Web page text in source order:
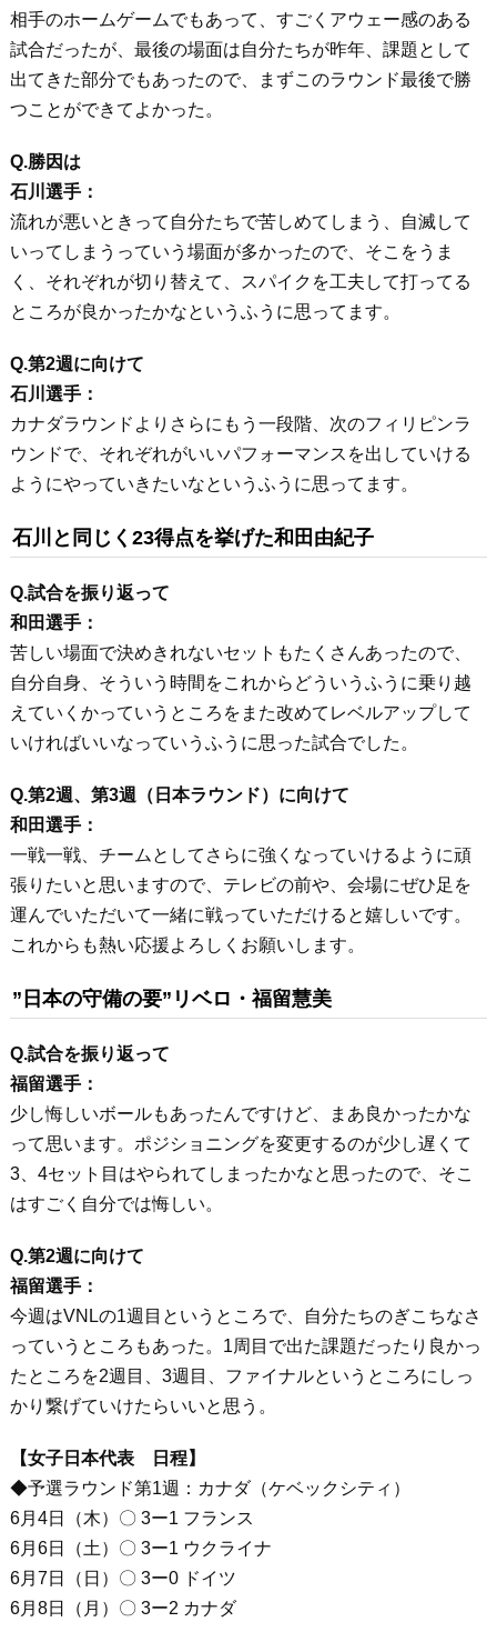
相手のホームゲームでもあって、すごくアウェー感のある
試合だったが、最後の場面は自分たちが昨年、課題として
出てきた部分でもあったので、まずこのラウンド最後で勝
つことができてよかった。
Q.勝因は
石川選手：
流れが悪いときって自分たちで苦しめてしまう、自滅して
いってしまうっていう場面が多かったので、そこをうま
く、それぞれが切り替えて、スパイクを工夫して打ってる
ところが良かったかなというふうに思ってます。
Q.第2週に向けて
石川選手：
カナダラウンドよりさらにもう一段階、次のフィリピンラ
ウンドで、それぞれがいいパフォーマンスを出していける
ようにやっていきたいなというふうに思ってます。
石川と同じく23得点を挙げた和田由紀子
Q.試合を振り返って
和田選手：
苦しい場面で決めきれないセットもたくさんあったので、
自分自身、そういう時間をこれからどういうふうに乗り越
えていくかっていうところをまた改めてレベルアップして
いければいいなっていうふうに思った試合でした。
Q.第2週、第3週（日本ラウンド）に向けて
和田選手：
一戦一戦、チームとしてさらに強くなっていけるように頑
張りたいと思いますので、テレビの前や、会場にぜひ足を
運んでいただいて一緒に戦っていただけると嬉しいです。
これからも熱い応援よろしくお願いします。
”日本の守備の要”リベロ・福留慧美
Q.試合を振り返って
福留選手：
少し悔しいボールもあったんですけど、まあ良かったかな
って思います。ポジショニングを変更するのが少し遅くて
3、4セット目はやられてしまったかなと思ったので、そこ
はすごく自分では悔しい。
Q.第2週に向けて
福留選手：
今週はVNLの1週目というところで、自分たちのぎこちなさ
っていうところもあった。1周目で出た課題だったり良かっ
たところを2週目、3週目、ファイナルというところにしっ
かり繋げていけたらいいと思う。
【女子日本代表 日程】
◆予選ラウンド第1週：カナダ（ケベックシティ）
6月4日（木）〇 3ー1 フランス
6月6日（土）〇 3ー1 ウクライナ
6月7日（日）〇 3ー0 ドイツ
6月8日（月）〇 3ー2 カナダ